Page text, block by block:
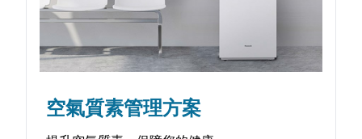
空氣質素管理方案